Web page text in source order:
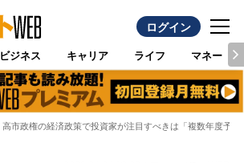
ログイン
ビジネス キャリア ライフ マネー
高市政権の経済政策で投資家が注目すべきは「複数年度予